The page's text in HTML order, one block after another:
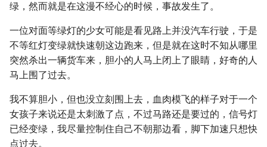
绿，然而就是在这漫不经心的时候，事故发生了。
一位对面等绿灯的少女可能是看见路上并没汽车行驶，于是
不等红灯变绿就快速朝这边跑来，但是就在这时不知从哪里
突然杀出一辆货车来，胆小的人马上闭上了眼睛，好奇的人
马上围了过去。
我不算胆小，但也没立刻围上去，血肉模飞的样子对于一个
女孩子来说还是太刺激了点，不过马路还是要过的，信号灯
已经变绿，我尽量控制住自己不朝那边看，脚下加速只想快
点过去。